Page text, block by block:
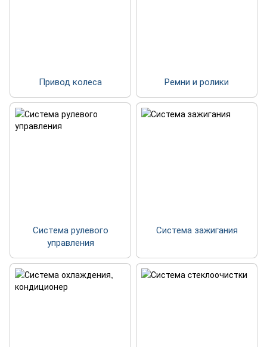
Привод колеса Ремни и ролики
Система рулевого
управления
Система зажигания